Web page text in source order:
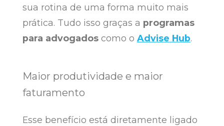
sua rotina de uma forma muito mais
prática. Tudo isso graças a programas
para advogadoscomo o Advise Hub.
Maior produtividade e maior
faturamento
Esse benefício está diretamente ligado